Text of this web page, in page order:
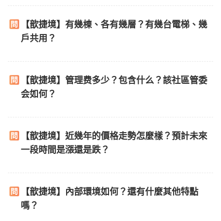
【歆捷境】有幾棟、各有幾層？有幾台電梯、幾
戶共用？
【歆捷境】管理费多少？包含什么？該社區管委
会如何？
【歆捷境】近幾年的價格走勢怎麼樣？預計未來
一段時間是漲還是跌？
【歆捷境】內部環境如何？還有什麼其他特點
嗎？